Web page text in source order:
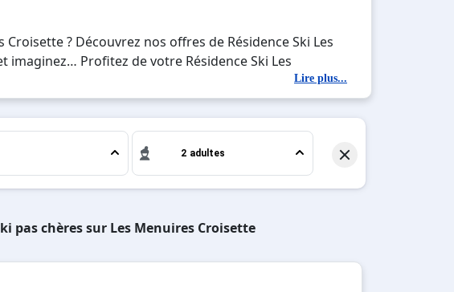
? Découvrez nos offres de Résidence Ski Les
imaginez… Profitez de votre Résidence Ski Les
la glisse sur les pistes de ski et des activités en
7 jours en Résidence Ski Les Menuires Croisette , en
vacances au ski.
Lire plus...
2 adultes
pas chères sur Les Menuires Croisette